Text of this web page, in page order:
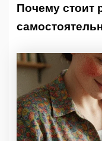
Почему стоит